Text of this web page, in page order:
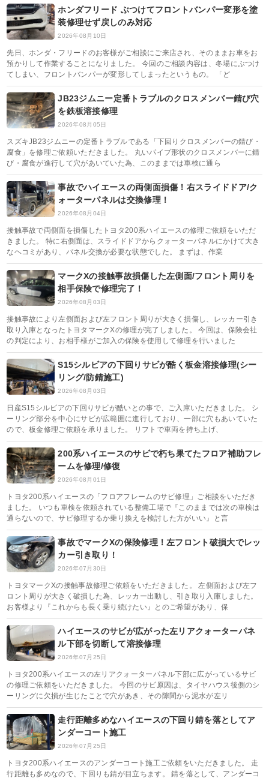
ホンダフリード ぶつけてフロントバンパー変形を塗
装修理せず戻しのみ対応
2026年08月10日
先日、ホンダ・フリードのお客様がご相談にご来店され、そのままお車をお
預かりして作業することになりました。 今回のご相談内容は、冬場にぶつけ
てしまい、フロントバンパーが変形してしまったというもの。 「ど
JB23ジムニー定番トラブルのクロスメンバー錆び穴
を鉄板溶接修理
2026年08月05日
スズキJB23ジムニーの定番トラブルである「下回りクロスメンバーの錆び・
腐食」を修理ご依頼いただきました。 丸いパイプ形状のクロスメンバーに錆
び・腐食が進行して穴があいていた為、このままでは車検に通ら
事故でハイエースの両側面損傷！右スライドドア/ク
ォーターパネルは交換修理！
2026年08月04日
接触事故で両側面を損傷したトヨタ200系ハイエースの修理ご依頼をいただ
きました。 特に右側面は、スライドドアからクォーターパネルにかけて大き
なヘコミがあり、パネル交換が必要な状態でした。 まずは、作業
マークXの接触事故損傷した左側面/フロント周りを
相手保険で修理完了！
2026年08月03日
接触事故により左側面および左フロント周りが大きく損傷し、レッカー引き
取り入庫となったトヨタマークXの修理が完了しました。 今回は、保険会社
の判定により、お相手様がご加入の保険を使用して修理を行いました
S15シルビアの下回りサビが酷く板金溶接修理(シー
リング/防錆施工)
2026年08月03日
日産S15シルビアの下回りサビが酷いとの事で、ご入庫いただきました。 シ
ーリング部分を中心にサビが広範囲に進行しており、一部に穴もあいていた
ので、板金修理ご依頼を承りました。 リフトで車両を持ち上げ、
200系ハイエースのサビで朽ち果てたフロア補助フレ
ームを修理/修復
2026年08月01日
トヨタ200系ハイエースの「フロアフレームのサビ修理」ご相談をいただき
ました。 いつも車検を依頼されている整備工場で『このままでは次の車検は
通らないので、サビ修理するか乗り換えを検討した方がいい』と言
事故でマークXの保険修理！左フロント破損大でレッ
カー引き取り！
2026年07月30日
トヨタマークXの接触事故修理ご依頼をいただきました。 左側面および左フ
ロント周りが大きく破損した為、レッカー出動し、引き取り入庫しました。
お客様より『これからも長く乗り続けたい』とのご希望があり、保
ハイエースのサビが広がった左リアクォーターパネ
ル下部を切断して溶接修理
2026年07月25日
トヨタ200系ハイエースの左リアクォーターパネル下部に広がっているサビ
の修理ご依頼をいただきました。 今回のサビ原因は、タイヤハウス後側のシ
ーリングに欠損が生じたことで穴があき、その隙間から泥水が左リ
走行距離多めなハイエースの下回り錆を落としてア
ンダーコート施工
2026年07月25日
トヨタ200系ハイエースのアンダーコート施工ご依頼をいただきました。 走
行距離も多めなので、下回りも錆が目立ちます。 錆を落として、アンダーコ